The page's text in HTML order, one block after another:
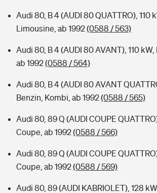
Audi 80, B 4 (AUDI 80 QUATTRO), 110
Limousine, ab 1992(0588 / 563)
Audi 80, B 4 (AUDI 80 AVANT), 110 kW,
ab 1992(0588 / 564)
Audi 80, B 4 (AUDI 80 AVANT
Benzin, Kombi, ab 1992(0588 / 565)
Audi 80, 89 Q (AUDI COUPE
Coupe, ab 1992(0588 / 566)
Audi 80, 89 Q (AUDI COUPE
Coupe, ab 1992(0588 / 569)
Audi 80, 89 (AUDI KABRIOLET), 128